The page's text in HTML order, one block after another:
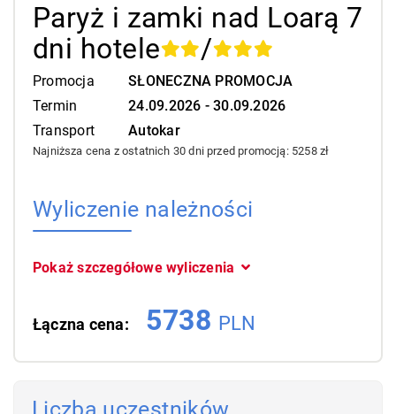
Paryż i zamki nad Loarą 7
dni hotele /
Promocja
SŁONECZNA PROMOCJA
Termin
24.09.2026 - 30.09.2026
Transport
Autokar
Najniższa cena z ostatnich 30 dni przed promocją: 5258 zł
Wyliczenie należności
Pokaż szczegółowe wyliczenia
Łączna cena: 5738 PLN